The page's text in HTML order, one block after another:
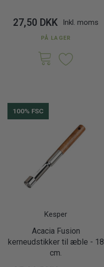
27,50 DKK Inkl. moms
PÅ LAGER
100% FSC
Kesper
Acacia Fusion
kerneudstikker til æble - 18
cm.